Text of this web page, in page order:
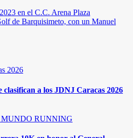
en el C.C. Arena Plaza
de Barquisimeto, con un Manuel
2026
a los JDNJ Caracas 2026
MUNDO RUNNING